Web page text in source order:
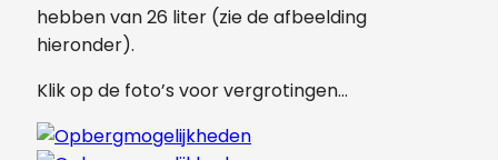
hebben van 26 liter (zie de afbeelding
hieronder).
Klik op de foto’s voor vergrotingen…